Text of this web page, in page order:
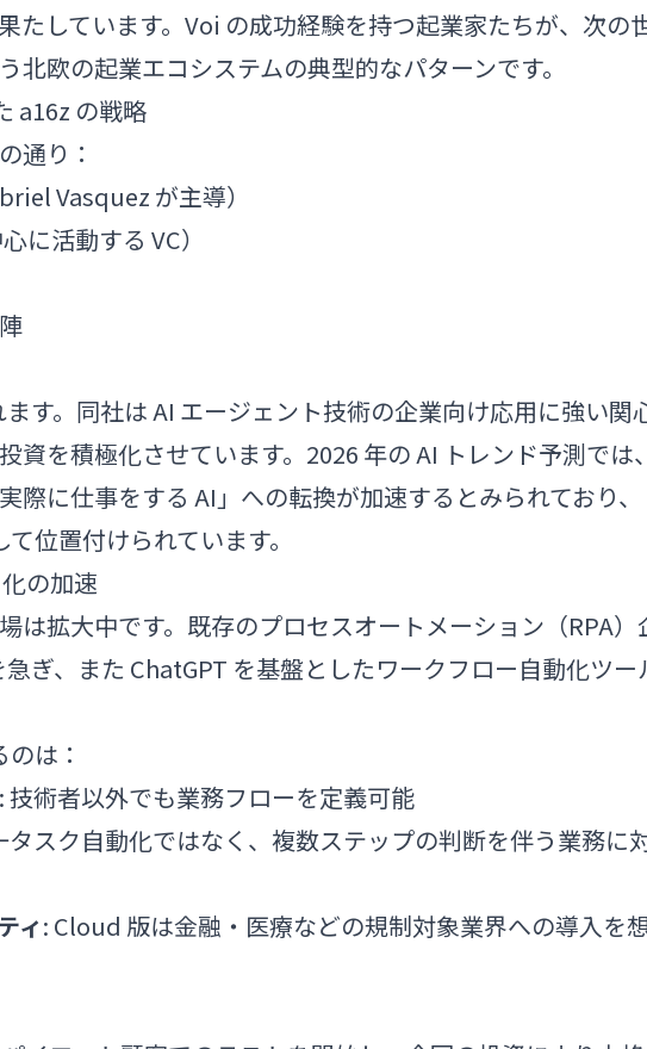
たしています。Voi の成功経験を持つ起業家たちが、次の
北欧の起業エコシステムの典型的なパターンです。
a16z の戦略
通り：
Vasquez が主導）
に活動する VC）
す。同社は AI エージェント技術の企業向け応用に強い関
資を積極化させています。2026 年の AI トレンド予測では
際に仕事をする AI」への転換が加速するとみられており、
位置付けられています。
の加速
は拡大中です。既存のプロセスオートメーション（RPA）
ぎ、また ChatGPT を基盤としたワークフロー自動化ツー
は：
: 技術者以外でも業務フローを定義可能
タスク自動化ではなく、複数ステップの判断を伴う業務に
ィ: Cloud 版は金融・医療などの規制対象業界への導入を